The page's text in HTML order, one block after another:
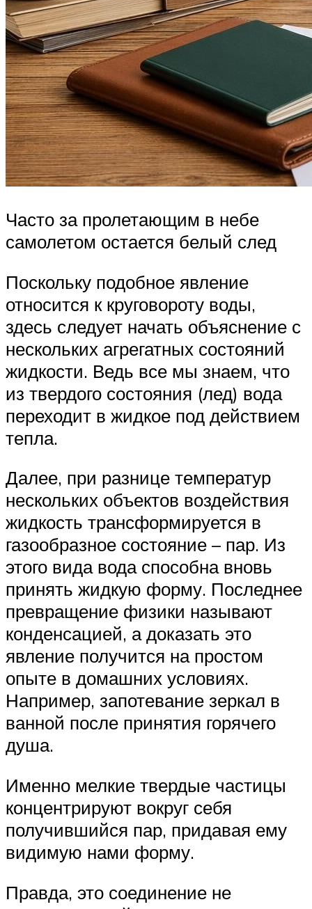
Часто за пролетающим в небе
самолетом остается белый след
Поскольку подобное явление
относится к круговороту воды,
здесь следует начать объяснение с
нескольких агрегатных состояний
жидкости. Ведь все мы знаем, что
из твердого состояния (лед) вода
переходит в жидкое под действием
тепла.
Далее, при разнице температур
нескольких объектов воздействия
жидкость трансформируется в
газообразное состояние – пар. Из
этого вида вода способна вновь
принять жидкую форму. Последнее
превращение физики называют
конденсацией, а доказать это
явление получится на простом
опыте в домашних условиях.
Например, запотевание зеркал в
ванной после принятия горячего
душа.
Именно мелкие твердые частицы
концентрируют вокруг себя
получившийся пар, придавая ему
видимую нами форму.
Правда, это соединение не